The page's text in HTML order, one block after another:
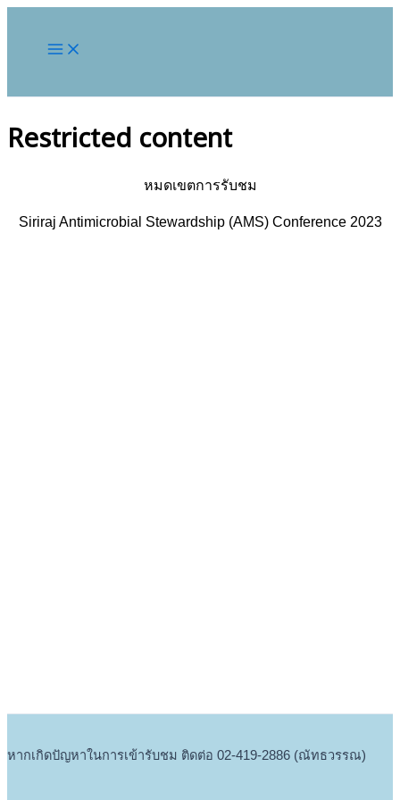
Restricted content
หมดเขตการรับชม
Siriraj Antimicrobial Stewardship (AMS) Conference 2023
หากเกิดปัญหาในการเข้ารับชม ติดต่อ 02-419-2886 (ณัทธวรรณ)